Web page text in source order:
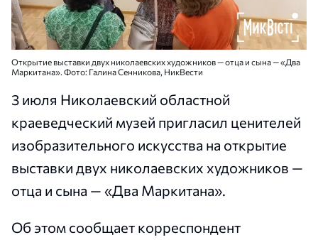
Открытие выставки двух николаевских художников — отца и сына — «Два
Маркитана». Фото: Галина Сенникова, НикВести
3 июля Николаевский областной
краеведческий музей пригласил ценителей
изобразительного искусства на открытие
выставки двух николаевских художников —
отца и сына — «Два Маркитана».
Об этом сообщает корреспондент